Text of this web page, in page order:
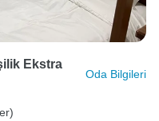
Ekstra
Oda Bilgileri